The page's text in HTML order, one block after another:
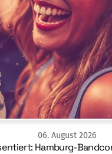
06. August 2026
Hamburg-